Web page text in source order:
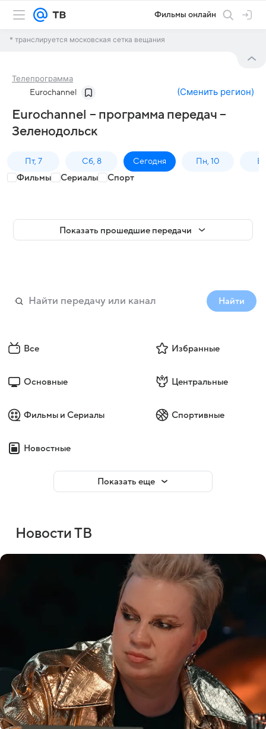
Фильмы онлайн
* транслируется московская сетка вещания
Телепрограмма
Eurochannel (Сменить регион)
Eurochannel – программа передач –
Зеленодольск
Пт, 7 Сб, 8 Сегодня Пн, 10
Фильмы Сериалы Спорт
Показать прошедшие передачи
Найти
Все Избранные
Основные Центральные
Фильмы и Сериалы Спортивные
Новостные
Показать еще
Новости ТВ